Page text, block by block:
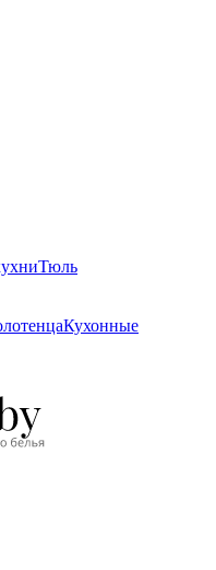
Тюль
Кухонные